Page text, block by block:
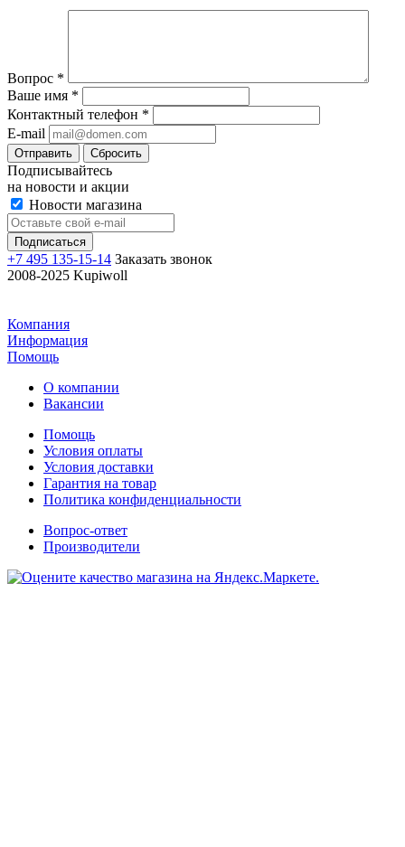
Вопрос *
Ваше имя *
Контактный телефон *
E-mail
Отправить Сбросить
Подписывайтесь
на новости и акции
Новости магазина
+7 495 135-15-14 Заказать звонок
2008-2025 Kupiwoll
Компания
Информация
Помощь
О компании
Вакансии
Помощь
Условия оплаты
Условия доставки
Гарантия на товар
Политика конфиденциальности
Вопрос-ответ
Производители